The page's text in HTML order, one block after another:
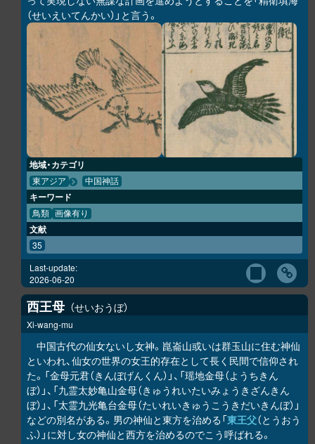
（せいえいてんかい）」と言う。
地域・カテゴリ
東アジア 中国神話
キーワード
鳥類 画像有り
文献
35
Last-update:
2026-06-20
西王母 せいおうぼ
Xi-wang-mu
中国古代の仙女ないし女神。崑崙山或いは群玉山に住む神仙
といわれ、仙女の世界の女王的存在として長く民間で信仰され
た。「金母元君（きんぼげんくん）」、「瑶地金母（ようちきん
ぼ）」、「九霊太妙亀山金母（きゅうれいたいみょうきざんきん
ぼ）」、「太霊九光亀台金母（たいれいきゅうこうきだいきんぼ）」
などの別名がある。男の神仙と東方を治める「東王父（とうおう
ふ）」に対し女の神仙と西方を治めるのでこう呼ばれる。